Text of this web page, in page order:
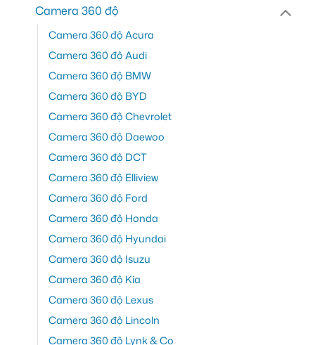
Camera 360 độ
Camera 360 độ Acura
Camera 360 độ Audi
Camera 360 độ BMW
Camera 360 độ BYD
Camera 360 độ Chevrolet
Camera 360 độ Daewoo
Camera 360 độ DCT
Camera 360 độ Elliview
Camera 360 độ Ford
Camera 360 độ Honda
Camera 360 độ Hyundai
Camera 360 độ Isuzu
Camera 360 độ Kia
Camera 360 độ Lexus
Camera 360 độ Lincoln
Camera 360 độ Lynk & Co